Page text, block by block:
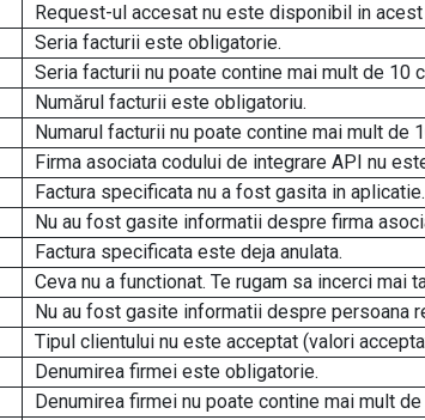
Request-ul accesat nu este disponibil in acest
Seria facturii este obligatorie.
Seria facturii nu poate contine mai mult de 10
Numărul facturii este obligatoriu.
Numarul facturii nu poate contine mai mult de
Firma asociata codului de integrare API nu
Factura specificata nu a fost gasita in aplicatie.
Nu au fost gasite informatii despre firma
Factura specificata este deja anulata.
Ceva nu a functionat. Te rugam sa incerci mai
Nu au fost gasite informatii despre persoana
Tipul clientului nu este acceptat (valori
Denumirea firmei este obligatorie.
Denumirea firmei nu poate contine mai mult